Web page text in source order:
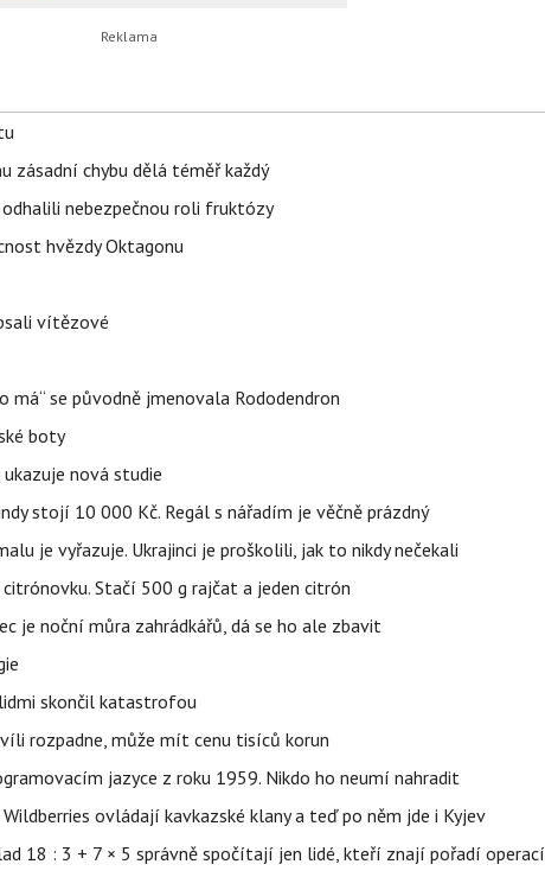
zásadní chybu dělá téměř každý
odhalili nebezpečnou roli fruktózy
hvězdy Oktagonu
vítězové
se původně jmenovala Rododendron
boty
nová studie
stojí 10 000 Kč. Regál s nářadím je věčně prázdný
je vyřazuje. Ukrajinci je proškolili, jak to nikdy nečekali
Stačí 500 g rajčat a jeden citrón
je noční můra zahrádkářů, dá se ho ale zbavit
skončil katastrofou
rozpadne, může mít cenu tisíců korun
jazyce z roku 1959. Nikdo ho neumí nahradit
ovládají kavkazské klany a teď po něm jde i Kyjev
18 : 3 + 7 × 5 správně spočítají jen lidé, kteří znají pořadí operací